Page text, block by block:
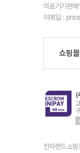
의료기기판
이메일 :
쇼핑
전자랜드쇼